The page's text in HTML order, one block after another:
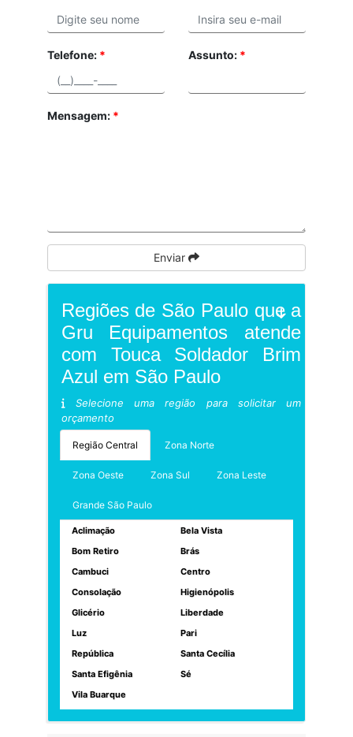
Telefone: * Assunto: *
Mensagem: *
Enviar
Regiões de São Paulo que a
Gru Equipamentos atende
com Touca Soldador Brim
Azul em São Paulo
Selecione uma região para solicitar um
orçamento
Região Central Zona Norte
Zona Oeste Zona Sul Zona Leste
Grande São Paulo
Aclimação
Bela Vista
Bom Retiro
Brás
Cambuci
Centro
Consolação
Higienópolis
Glicério
Liberdade
Luz
Pari
República
Santa Cecília
Santa Efigênia
Sé
Vila Buarque